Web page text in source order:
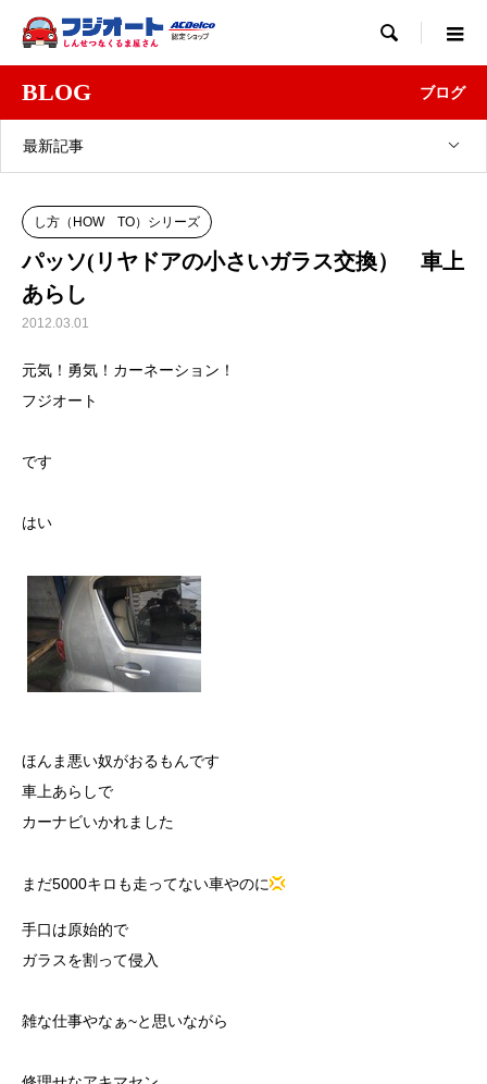

BLOG ブログ
最新記事
し方（HOW TO）シリーズ
パッソ(リヤドアの小さいガラス交換） 車上
あらし
2012.03.01
元気！勇気！カーネーション！
フジオート
です
はい
ほんま悪い奴がおるもんです
車上あらしで
カーナビいかれました
まだ5000キロも走ってない車やのに
手口は原始的で
ガラスを割って侵入
雑な仕事やなぁ~と思いながら